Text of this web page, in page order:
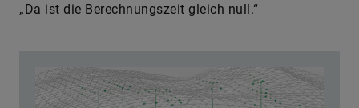
„Da ist die Berechnungszeit gleich null.“